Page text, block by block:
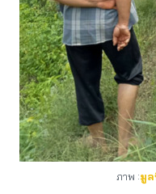
ภาพ :มู